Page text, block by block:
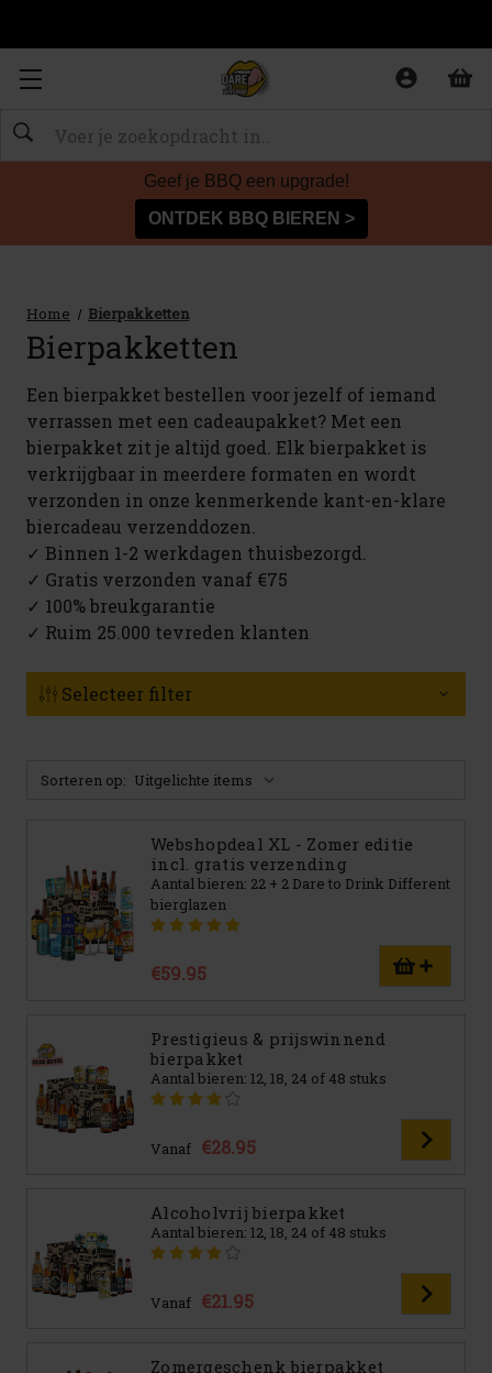
Zoeken
Geef je BBQ een upgrade!
ONTDEK BBQ BIEREN >
Home Bierpakketten
Bierpakketten
Een bierpakket bestellen voor jezelf of iemand
verrassen met een cadeaupakket? Met een
bierpakket zit je altijd goed. Elk bierpakket is
verkrijgbaar in meerdere formaten en wordt
verzonden in onze kenmerkende kant-en-klare
biercadeau verzenddozen.
✓ Binnen 1-2 werkdagen thuisbezorgd.
✓ Gratis verzonden vanaf €75
✓ 100% breukgarantie
✓ Ruim 25.000 tevreden klanten
Selecteer filter
Sorteren op:
Webshopdeal XL - Zomer editie
incl. gratis verzending
Aantal bieren: 22 + 2 Dare to Drink Different
bierglazen
€59.95
Prestigieus & prijswinnend
bierpakket
Aantal bieren: 12, 18, 24 of 48 stuks
Vanaf €28.95
Alcoholvrij bierpakket
Aantal bieren: 12, 18, 24 of 48 stuks
Vanaf €21.95
Zomergeschenk bierpakket